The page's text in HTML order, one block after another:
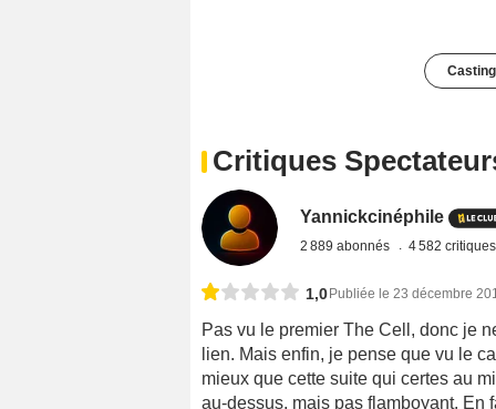
Critiques
Yannickcinéphile
2 889 abonnés 4 582
1,0 Publiée le 23 décembre
Pas vu le premier The Cell, donc je
lien. Mais enfin, je pense que vu le
mieux que cette suite qui certes au
au-dessus, mais pas flamboyant. En